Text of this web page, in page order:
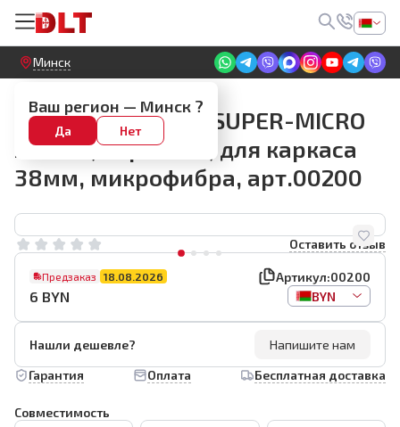
Круглосуточный! Прием заявок на сайте
Минск
Ваш регион — Минск ?
Да Нет
Шубки (ролики)
Валик Rollingdog SUPER-MICRO
230мм, ворс 6мм, для каркаса
38мм, микрофибра, арт.00200
Оставить отзыв
Предзаказ 18.08.2026 Артикул:00200
6 BYN BYN
Нашли дешевле?
Напишите нам
Гарантия
Оплата Бесплатная доставка
Совместимость